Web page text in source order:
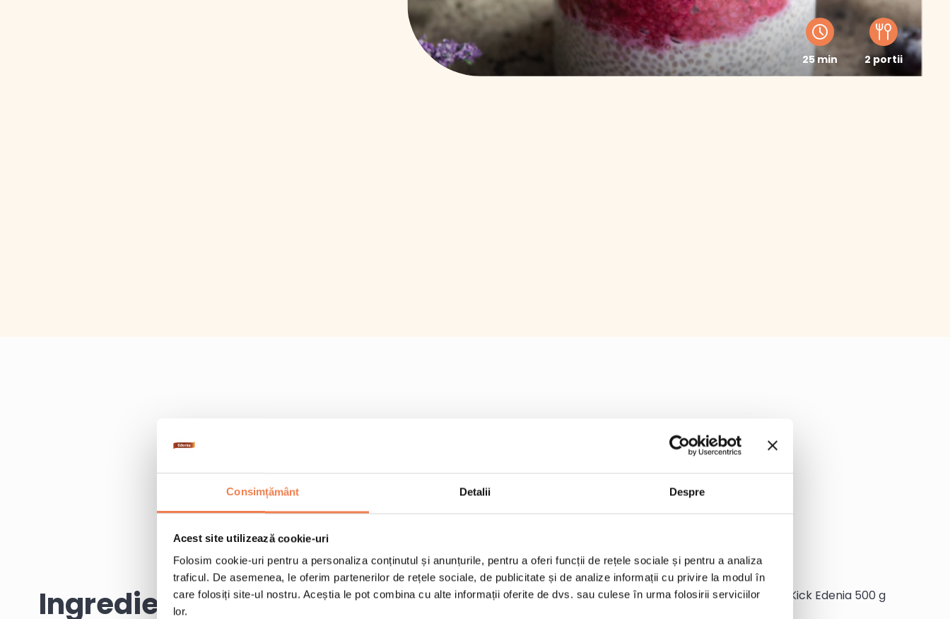
Consimțământ Detalii Despre
Acest site utilizează cookie-uri
Folosim cookie-uri pentru a personaliza conținutul și anunțurile, pentru a oferi funcții de rețele sociale și pentru a analiza
traficul. De asemenea, le oferim partenerilor de rețele sociale, de publicitate și de analize informații cu privire la modul în
care folosiți site-ul nostru. Aceștia le pot combina cu alte informații oferite de dvs. sau culese în urma folosirii serviciilor
lor.
25 min 2 portii
Ingrediente
1 portie de 125 g de mix de fructe Smoothie Purple Kick Edenia 500 g